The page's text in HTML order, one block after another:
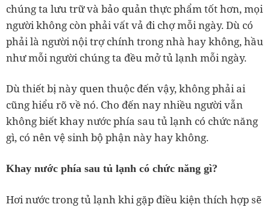
chúng ta lưu trữ và bảo quản thực phẩm tốt hơn, mọi
người không còn phải vất vả đi chợ mỗi ngày. Dù có
phải là người nội trợ chính trong nhà hay không, hầu
như mỗi người chúng ta đều mở tủ lạnh mỗi ngày.
Dù thiết bị này quen thuộc đến vậy, không phải ai
cũng hiểu rõ về nó. Cho đến nay nhiều người vẫn
không biết khay nước phía sau tủ lạnh có chức năng
gì, có nên vệ sinh bộ phận này hay không.
Khay nước phía sau tủ lạnh có chức năng gì?
Hơi nước trong tủ lạnh khi gặp điều kiện thích hợp sẽ